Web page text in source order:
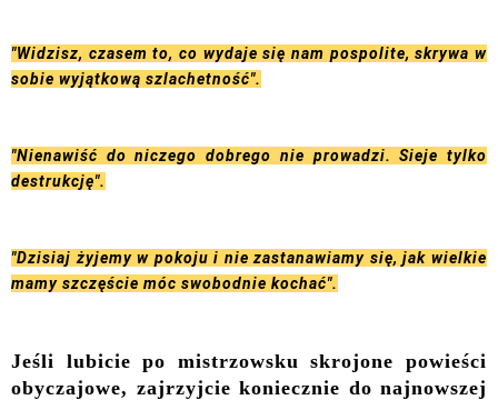
"Widzisz, czasem to, co wydaje się nam pospolite, skrywa w
sobie wyjątkową szlachetność".
"Nienawiść do niczego dobrego nie prowadzi. Sieje tylko
destrukcję".
"Dzisiaj żyjemy w pokoju i nie zastanawiamy się, jak wielkie
mamy szczęście móc swobodnie kochać".
Jeśli lubicie po mistrzowsku skrojone powieści
obyczajowe, zajrzyjcie koniecznie do najnowszej